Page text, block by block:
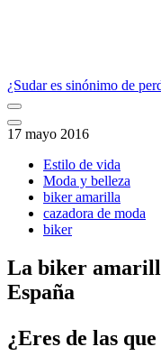
¿Sudar es sinónimo de
17 mayo 2016
Estilo de vida
Moda y belleza
biker amarilla
cazadora de moda
biker
La biker
España
¿Eres de las